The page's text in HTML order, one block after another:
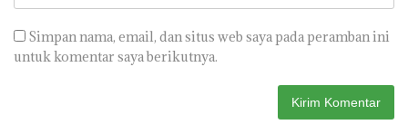
Simpan nama, email, dan situs web saya pada peramban ini
untuk komentar saya berikutnya.